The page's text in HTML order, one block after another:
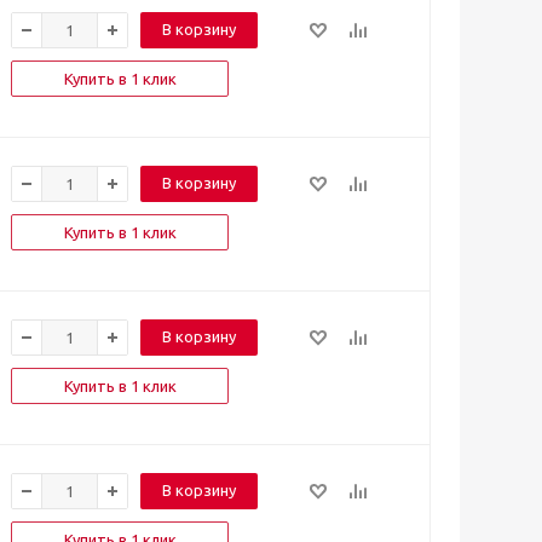
В корзину
Купить в 1 клик
В корзину
Купить в 1 клик
В корзину
Купить в 1 клик
В корзину